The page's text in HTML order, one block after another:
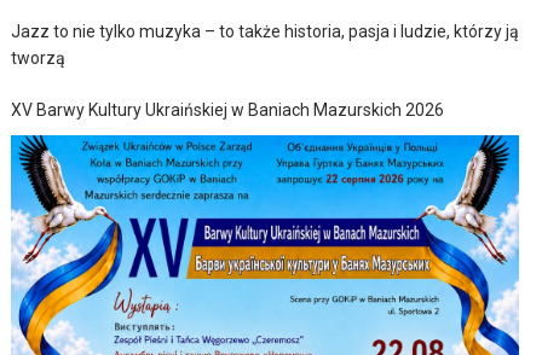
Jazz to nie tylko muzyka – to także historia, pasja i ludzie, którzy ją
tworzą
XV Barwy Kultury Ukraińskiej w Baniach Mazurskich 2026